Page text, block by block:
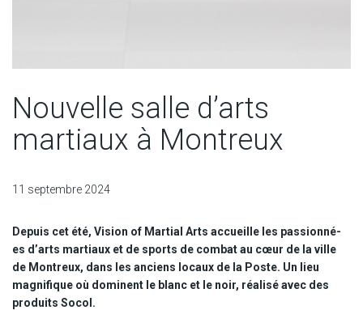
Nouvelle salle d’arts
martiaux à Montreux
11 septembre 2024
Depuis cet été, Vision of Martial Arts accueille les passionné-
es d’arts martiaux et de sports de combat au cœur de la ville
de Montreux, dans les anciens locaux de la Poste. Un lieu
magnifique où dominent le blanc et le noir, réalisé avec des
produits Socol.